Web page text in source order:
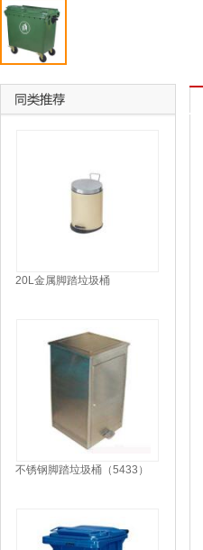
20L金属脚踏垃圾桶
不锈钢脚踏垃圾桶（5433）